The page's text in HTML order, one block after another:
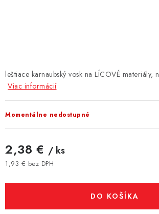
leštiace karnaubský vosk na LÍCOVÉ materiály,
Viac informácií
Momentálne nedostupné
2,38 € / ks
1,93 € bez DPH
DO KOŠÍKA